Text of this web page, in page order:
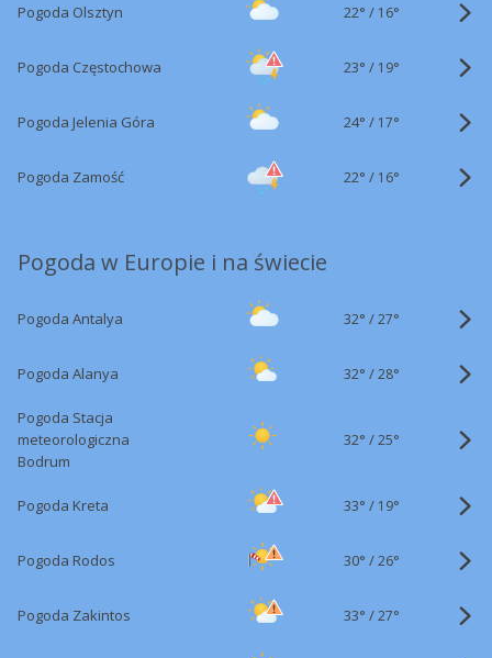
Pogoda Olsztyn 22° / 16°
Pogoda Częstochowa 23° / 19°
Pogoda Jelenia Góra 24° / 17°
Pogoda Zamość 22° / 16°
Pogoda w Europie i na świecie
Pogoda Antalya 32° /27°
Pogoda Alanya 32° /28°
Pogoda Stacja
meteorologiczna
Bodrum
32° /25°
Pogoda Kreta 33° / 19°
Pogoda Rodos 30° /26°
Pogoda Zakintos 33° /27°